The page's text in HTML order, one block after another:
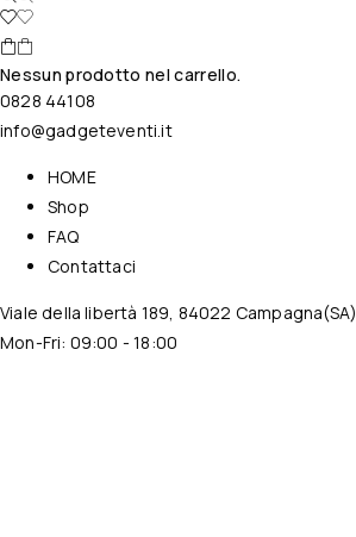
Nessun prodotto nel carrello.
0828 44108
info@gadgeteventi.it
HOME
Shop
FAQ
Contattaci
Viale della libertà 189, 84022 Campagna(SA)
Mon-Fri: 09:00 - 18:00